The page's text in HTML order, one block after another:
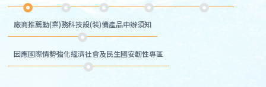
廠商推薦勤(業)務科技設(裝)備產品申辦須知
因應國際情勢強化經濟社會及民生國安韌性專區